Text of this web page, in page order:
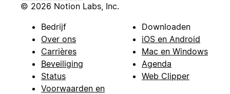
© 2026 Notion Labs, Inc.
Bedrijf
Over ons
Carrières
Beveiliging
Status
Voorwaarden en
Downloaden
iOS en Android
Mac en Windows
Agenda
Web Clipper